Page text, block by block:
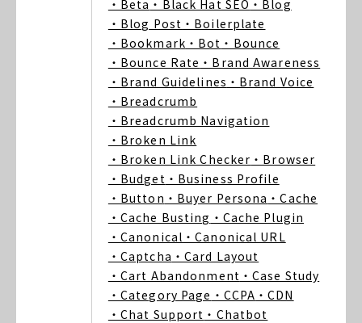
・Beta ・Black Hat SEO ・Blog
・Blog Post ・Boilerplate
・Bookmark ・Bot ・Bounce
・Bounce Rate ・Brand Awareness
・Brand Guidelines ・Brand Voice
・Breadcrumb
・Breadcrumb Navigation
・Broken Link
・Broken Link Checker ・Browser
・Budget ・Business Profile
・Button ・Buyer Persona ・Cache
・Cache Busting ・Cache Plugin
・Canonical ・Canonical URL
・Captcha ・Card Layout
・Cart Abandonment ・Case Study
・Category Page ・CCPA ・CDN
・Chat Support ・Chatbot